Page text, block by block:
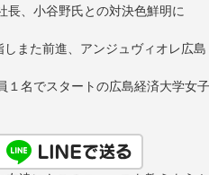
長、小谷野氏との対決色鮮明に
また前進、アンジュヴィオレ広島
名でスタートの広島経済大学女子